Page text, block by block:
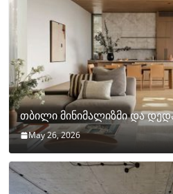
თბილი მინიმალიზმი და
May 26, 2026